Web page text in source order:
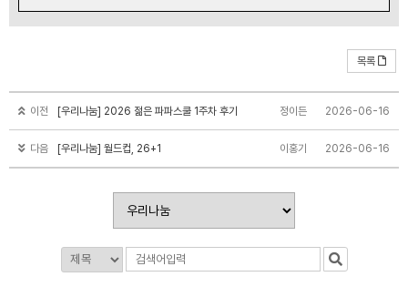
목록
2026-06-16
정이든
이전 [우리나눔] 2026 젊은 파파스쿨 1주차 후기
2026-06-16
이홍기
다음 [우리나눔] 월드컵, 26+1